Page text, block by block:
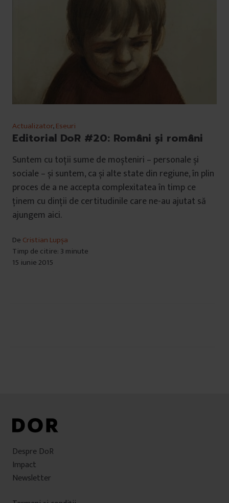
Actualizator,Eseuri
Editorial DoR #20: Români și români
Suntem cu toții sume de moșteniri – personale și
sociale – și suntem, ca și alte state din regiune, în plin
proces de a ne accepta complexitatea în timp ce
ținem cu dinții de certitudinile care ne-au ajutat să
ajungem aici.
De Cristian Lupșa
Timp de citire: 3 minute
15 iunie 2015
Despre DoR
Impact
Newsletter